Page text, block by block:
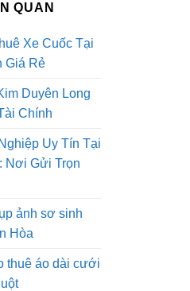
QUAN
Xe Cuốc Tại
Giá Rẻ
Duyên Long
Chính
Uy Tín Tại
Nơi Gửi Trọn
ảnh sơ sinh
Hòa
thuê áo dài cưới